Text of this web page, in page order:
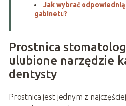
Jak wybrać
gabinetu?
Prostnica
ulubione narzędzie
dentysty
Prostnica jest jednym z